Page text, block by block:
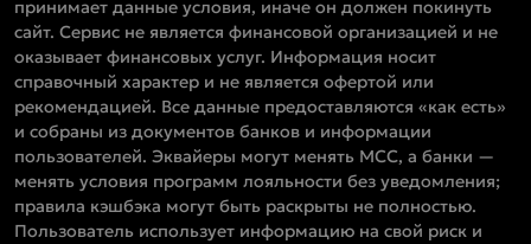
принимает данные условия, иначе он должен покинуть
сайт. Сервис не является финансовой организацией и не
оказывает финансовых услуг. Информация носит
справочный характер и не является офертой или
рекомендацией. Все данные предоставляются «как есть»
и собраны из документов банков и информации
пользователей. Эквайеры могут менять MCC, а банки —
менять условия программ лояльности без уведомления;
правила кэшбэка могут быть раскрыты не полностью.
Пользователь использует информацию на свой риск и